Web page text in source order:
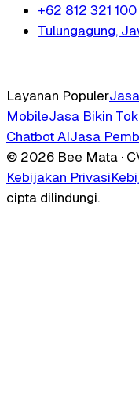
+62 812 321 100
Tulungagung,
Layanan Populer
MobileJasa Bikin
Chatbot AIJasa
© 2026 Bee Mata ·
Kebijakan Privasi
cipta dilindungi.